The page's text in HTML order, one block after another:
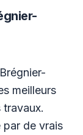
meilleurs
par de vrais